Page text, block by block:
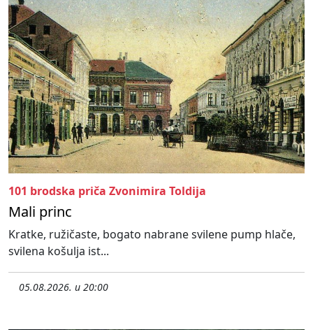
101 brodska priča Zvonimira Toldija
Mali princ
Kratke, ružičaste, bogato nabrane svilene pump hlače,
svilena košulja ist...
05.08.2026. u 20:00